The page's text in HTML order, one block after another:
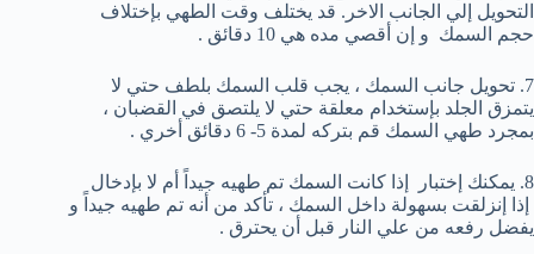
التحويل إلي الجانب الاخر. قد يختلف وقت الطهي بإختلاف
حجم السمك و إن أقصي مده هي 10 دقائق .
7. تحويل جانب السمك ، يجب قلب السمك بلطف حتي لا
يتمزق الجلد بإستخدام معلقة حتي لا يلتصق في القضبان ،
بمجرد طهي السمك قم بتركه لمدة 5- 6 دقائق أخري .
8. يمكنك إختبار إذا كانت السمك تم طهيه جيداً أم لا بإدخال
إذا إنزلقت بسهولة داخل السمك ، تأكد من أنه تم طهيه جيداً و
يفضل رفعه من علي النار قبل أن يحترق .